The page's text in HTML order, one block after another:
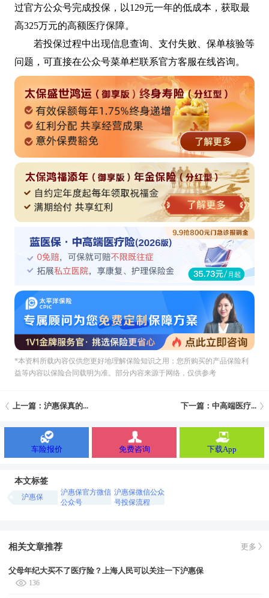
过官方公众号完成投保，以129元一年的低成本，获取最
高325万元的高额医疗保障。
若投保过程中出现信息查询、支付失败、保单核验等
问题，可直接在公众号菜单栏联系官方客服在线咨询。
*本资料所载內容仅供您更好地理解保险知识之用；您所购买的产品保险利
益等内容以保险合同载明为准。部分内容来源于网络，仅供参考
上一篇：沪惠保真的... 下一篇：中高端医疗...
车险报价 免费咨询 下载App
本文标签
沪惠保
沪惠保官方微信
公众号
沪惠保微信公众
号投保流程
相关文章推荐 更多
父母年纪大买不了医疗险？上海人民可以关注一下沪惠保
136